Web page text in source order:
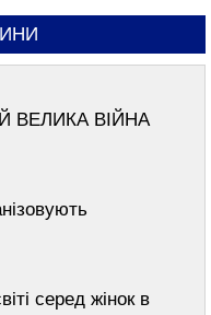
ВЕЛИКА ВІЙНА
серед жінок в